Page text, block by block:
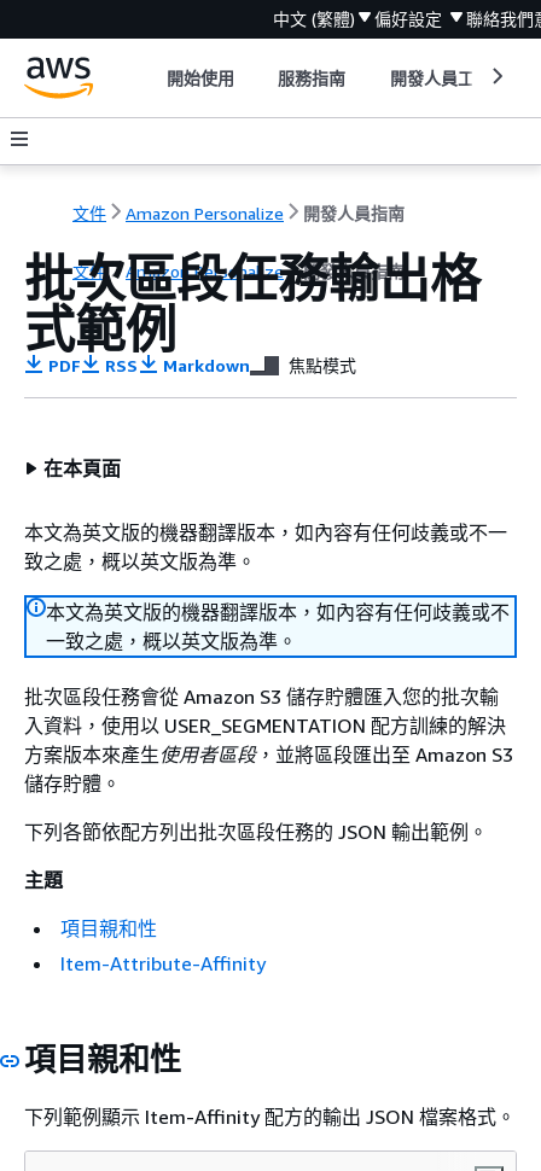
中文 (繁體) 偏好設定 聯絡我們
開始使用 服務指南 開發人員工具
文件 Amazon Personalize 開發人員指南
文件 Amazon Personalize 開發人員指南
批次區段任務輸出格
式範例
PDF RSS Markdown 焦點模式
在本頁面
本文為英文版的機器翻譯版本，如內容有任何歧義或不一
致之處，概以英文版為準。
本文為英文版的機器翻譯版本，如內容有任何歧義或不
一致之處，概以英文版為準。
批次區段任務會從 Amazon S3 儲存貯體匯入您的批次輸
入資料，使用以 USER_SEGMENTATION 配方訓練的解決
方案版本來產生使用者區段，並將區段匯出至 Amazon S3
儲存貯體。
下列各節依配方列出批次區段任務的 JSON 輸出範例。
主題
項目親和性
Item-Attribute-Affinity
項目親和性
下列範例顯示 Item-Affinity 配方的輸出 JSON 檔案格式。